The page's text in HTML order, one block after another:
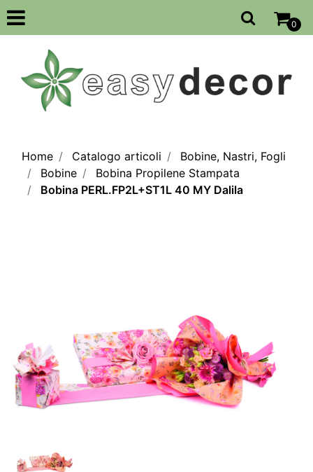
Open
0
Home Catalogo articoli
Bobine, Nastri, Fogli
Bobine
Bobina Propilene Stampata
Bobina PERL.FP2L+ST1L 40 MY Dalila